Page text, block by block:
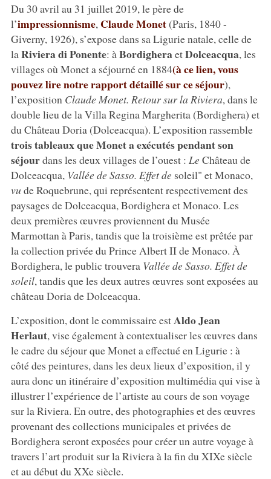
Du 30 avril au 31 juillet 2019, le père de
l’impressionnisme, Claude Monet(Paris, 1840 -
Giverny, 1926), s’expose dans sa Ligurie natale, celle de
la Riviera di Ponente: à BordigheraetDolceacqua, les
villages où Monet a séjourné en 1884(à ce lien, vous
pouvez lire notre rapport détaillé sur ce séjour),
l’exposition Claude Monet. Retour sur la Riviera, dans le
double lieu de la Villa Regina Margherita (Bordighera) et
du Château Doria (Dolceacqua). L’exposition rassemble
trois tableaux que Monet a exécutés pendant son
séjourdans les deux villages de l’ouest : LeChâteau de
Dolceacqua, Vallée de Sasso. Effet desoleil" et Monaco,
vu de Roquebrune, qui représentent respectivement des
paysages de Dolceacqua, Bordighera et Monaco. Les
deux premières œuvres proviennent du Musée
Marmottan à Paris, tandis que la troisième est prêtée par
la collection privée du Prince Albert II de Monaco. À
Bordighera, le public trouvera Vallée de Sasso. Effet de
soleil, tandis que les deux autres œuvres sont exposées au
château Doria de Dolceacqua.
L’exposition, dont le commissaire estAldo Jean
Herlaut, vise également à contextualiser les œuvres dans
le cadre du séjour que Monet a effectué en Ligurie : à
côté des peintures, dans les deux lieux d’exposition, il y
aura donc un itinéraire d’exposition multimédia qui vise à
illustrer l’expérience de l’artiste au cours de son voyage
sur la Riviera. En outre, des photographies et des œuvres
provenant des collections municipales et privées de
Bordighera seront exposées pour créer un autre voyage à
travers l’art produit sur la Riviera à la fin du XIXe siècle
et au début du XXe siècle.